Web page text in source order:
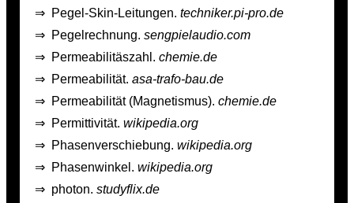
⇒ Pegel-Skin-Leitungen. techniker.pi-pro.de
⇒ Pegelrechnung. sengpielaudio.com
⇒ Permeabilitäszahl. chemie.de
⇒ Permeabilität. asa-trafo-bau.de
⇒ Permeabilität (Magnetismus). chemie.de
⇒ Permittivität. wikipedia.org
⇒ Phasenverschiebung. wikipedia.org
⇒ Phasenwinkel. wikipedia.org
⇒ photon. studyflix.de